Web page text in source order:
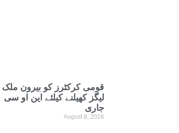
قومی کرکٹرز کو بیرون ملک
لیگز کھیلنے کیلئے این او سی
جاری
August 8, 2026